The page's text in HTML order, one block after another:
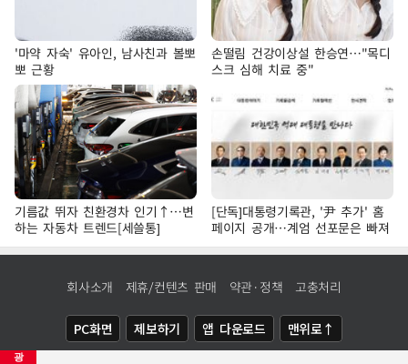
광
'마약 자숙' 유아인, 남사친과 볼뽀
뽀 근황
손떨림 건강이상설 한승연…"목디
스크 심해 치료 중"
기름값 뛰자 친환경차 인기↑…변
하는 자동차 트렌드[세쓸통]
[단독]대통령기록관, '尹 추가' 홈
페이지 공개…계엄 선포문은 빠져
회사소개 제휴/컨텐츠 판매 약관·정책 고충처리
PC화면 제보하기 앱 다운로드 맨위로↑